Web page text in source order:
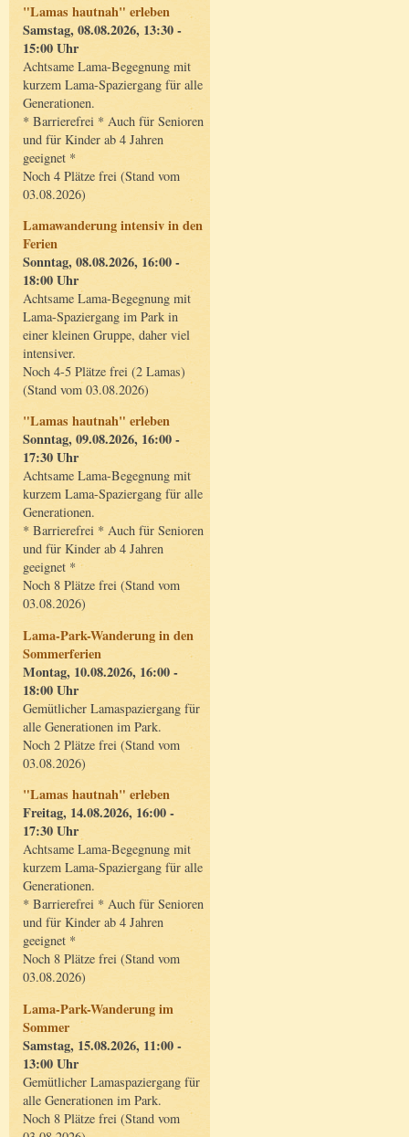
"Lamas hautnah" erleben
Samstag, 08.08.2026, 13:30 -
15:00 Uhr
Achtsame Lama-Begegnung mit
kurzem Lama-Spaziergang für alle
Generationen.
* Barrierefrei * Auch für Senioren
und für Kinder ab 4 Jahren
geeignet *
Noch 4 Plätze frei (Stand vom
03.08.2026)
Lamawanderung intensiv in den
Ferien
Sonntag, 08.08.2026, 16:00 -
18:00 Uhr
Achtsame Lama-Begegnung mit
Lama-Spaziergang im Park in
einer kleinen Gruppe, daher viel
intensiver.
Noch 4-5 Plätze frei (2 Lamas)
(Stand vom 03.08.2026)
"Lamas hautnah" erleben
Sonntag, 09.08.2026, 16:00 -
17:30 Uhr
Achtsame Lama-Begegnung mit
kurzem Lama-Spaziergang für alle
Generationen.
* Barrierefrei * Auch für Senioren
und für Kinder ab 4 Jahren
geeignet *
Noch 8 Plätze frei (Stand vom
03.08.2026)
Lama-Park-Wanderung in den
Sommerferien
Montag, 10.08.2026, 16:00 -
18:00 Uhr
Gemütlicher Lamaspaziergang für
alle Generationen im Park.
Noch 2 Plätze frei (Stand vom
03.08.2026)
"Lamas hautnah" erleben
Freitag, 14.08.2026, 16:00 -
17:30 Uhr
Achtsame Lama-Begegnung mit
kurzem Lama-Spaziergang für alle
Generationen.
* Barrierefrei * Auch für Senioren
und für Kinder ab 4 Jahren
geeignet *
Noch 8 Plätze frei (Stand vom
03.08.2026)
Lama-Park-Wanderung im
Sommer
Samstag, 15.08.2026, 11:00 -
13:00 Uhr
Gemütlicher Lamaspaziergang für
alle Generationen im Park.
Noch 8 Plätze frei (Stand vom